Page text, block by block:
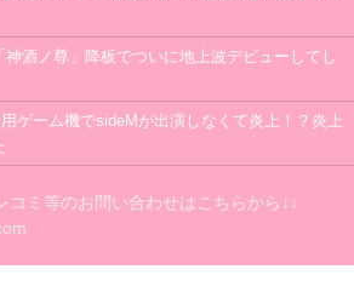
神酒ノ尊」降板でついに地上波デビューしてし
ゲーム機でsideMが出演しなくて炎上！？炎上
コミ等のお問い合わせはこちらから↓↓